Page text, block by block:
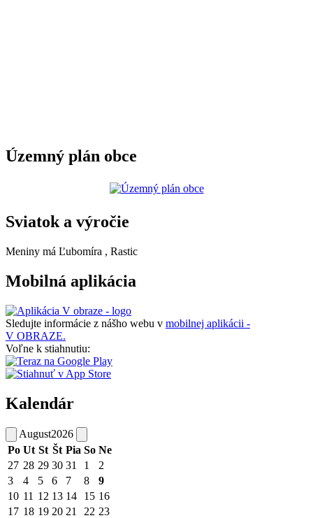
Územný plán obce
Sviatok a výročie
Meniny má Ľubomíra , Rastic
Mobilná aplikácia
Sledujte informácie z nášho webu v mobilnej aplikácii -
V OBRAZE.
Voľne k stiahnutiu:
Kalendár
August2026
Po Ut St Št Pia So Ne
27 28 29 30 31 1
2
3
4 5 6 7 8
9
10 11 12 13 14 15 16
17 18 19 20 21 22 23